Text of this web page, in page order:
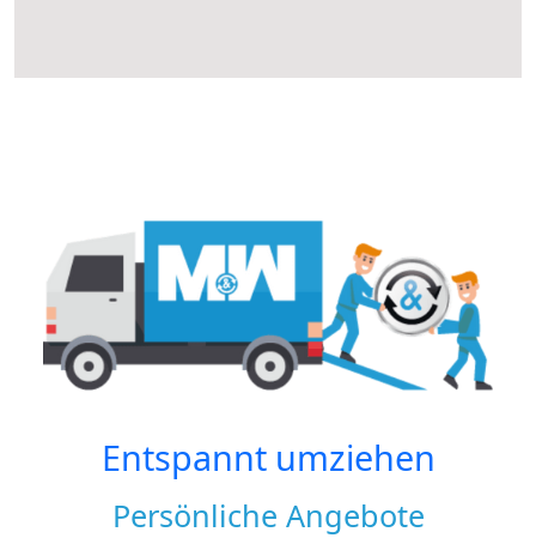
Entspannt umziehen
Persönliche Angebote